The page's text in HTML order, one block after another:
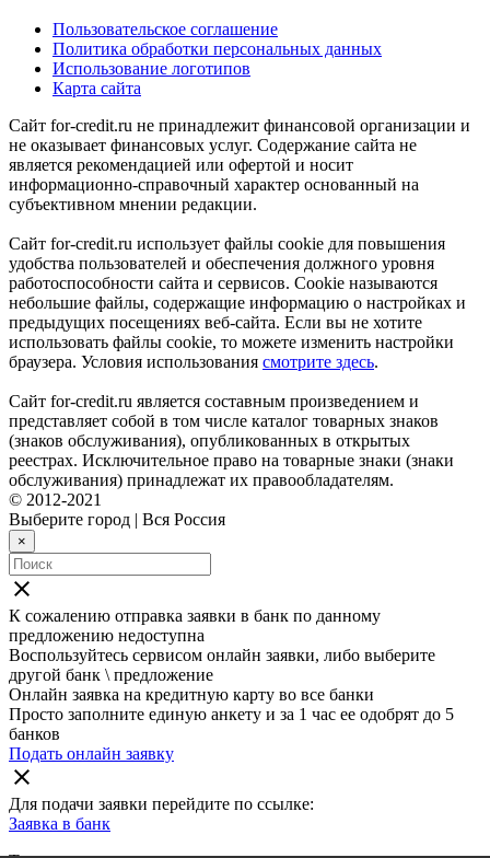
Пользовательское соглашение
Политика обработки персональных данных
Использование логотипов
Карта сайта
Сайт for-credit.ru не принадлежит финансовой организации и
не оказывает финансовых услуг. Содержание сайта не
является рекомендацией или офертой и носит
информационно-справочный характер основанный на
субъективном мнении редакции.
Сайт for-credit.ru использует файлы cookie для повышения
удобства пользователей и обеспечения должного уровня
работоспособности сайта и сервисов. Cookie называются
небольшие файлы, содержащие информацию о настройках и
предыдущих посещениях веб-сайта. Если вы не хотите
использовать файлы cookie, то можете изменить настройки
браузера. Условия использования смотрите здесь.
Сайт for-credit.ru является составным произведением и
представляет собой в том числе каталог товарных знаков
(знаков обслуживания), опубликованных в открытых
реестрах. Исключительное право на товарные знаки (знаки
обслуживания) принадлежат их правообладателям.
© 2012-2021
Выберите город | Вся Россия
×
close
К сожалению отправка заявки в банк по данному
предложению недоступна
Воспользуйтесь сервисом онлайн заявки, либо выберите
другой банк \ предложение
Онлайн заявка на кредитную карту во все банки
Просто заполните единую анкету и за 1 час ее одобрят до 5
банков
Подать онлайн заявку
close
Для подачи заявки перейдите по ссылке:
Заявка в банк